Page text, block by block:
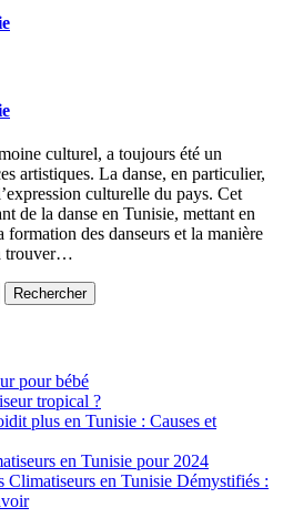
culturel, a toujours été un
artistiques. La danse, en particulier,
culturelle du pays. Cet
de la danse en Tunisie, mettant en
des danseurs et la manière
trouver…
pour bébé
tropical ?
plus en Tunisie : Causes et
en Tunisie pour 2024
Climatiseurs en Tunisie Démystifiés :